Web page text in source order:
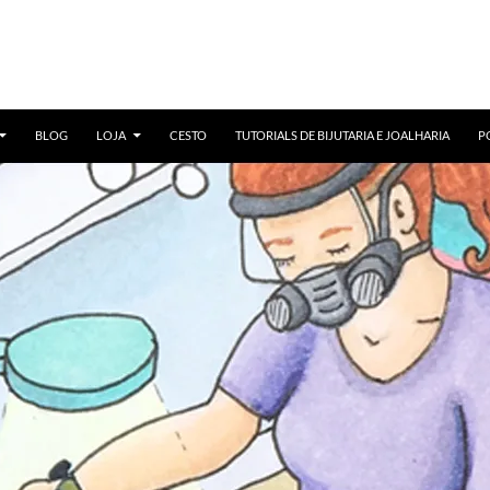
BLOG LOJA CESTO TUTORIALS DE BIJUTARIA E JOALHARIA